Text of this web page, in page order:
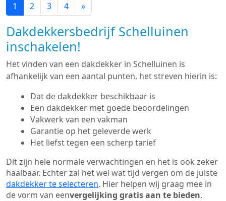
1 2 3 4 »
Dakdekkersbedrijf Schelluinen
inschakelen!
Het vinden van een dakdekker in Schelluinen is
afhankelijk van een aantal punten, het streven hierin is:
Dat de dakdekker beschikbaar is
Een dakdekker met goede beoordelingen
Vakwerk van een vakman
Garantie op het geleverde werk
Het liefst tegen een scherp tarief
Dit zijn hele normale verwachtingen en het is ook zeker
haalbaar. Echter zal het wel wat tijd vergen om de juiste
dakdekker te selecteren. Hier helpen wij graag mee in
de vorm van eenvergelijking gratis aan te bieden.